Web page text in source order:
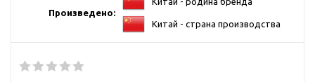
Произведено:
Китай - страна производства